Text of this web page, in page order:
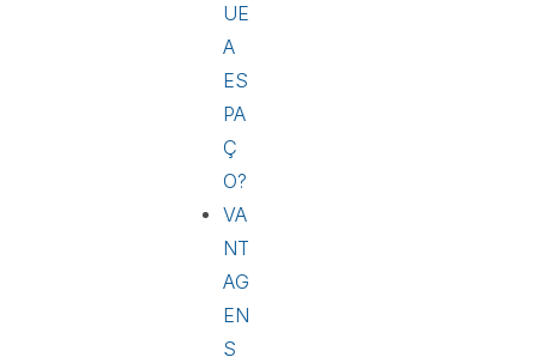
UE
A
ES
PA
Ç
O?
VA
NT
AG
EN
S